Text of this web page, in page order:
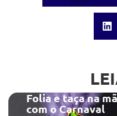
Folia e taça na
com o Carnaval